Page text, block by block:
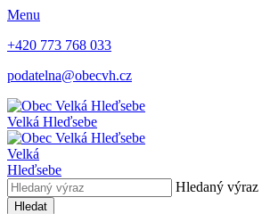
Menu
+420 773 768 033
podatelna@obecvh.cz
Velká Hleďsebe
Velká
Hleďsebe
Hledaný výraz
Hledat